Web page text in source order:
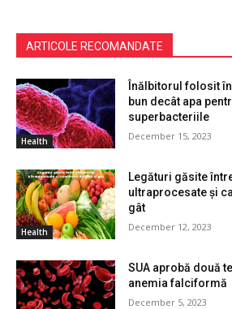
ARTICOLE RECOMANDATE
Health
Înălbitorul folosit
bun decât apa
superbacteriile
December 15, 2023
Health
Legături găsite
ultraprocesate și
gât
December 12, 2023
SUA aprobă două
anemia falciformă
December 5, 2023